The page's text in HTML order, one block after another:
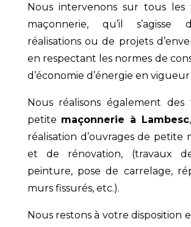
Nous intervenons sur tous les
maçonnerie, qu’il s’agisse
réalisations ou de projets
en respectant les normes de
d’économie d’énergie en
Nous réalisons également des
petite maçonnerie à Lambesc
réalisation d’ouvrages de petite
et de rénovation, (travaux
peinture, pose de carrelage,
murs fissurés, etc.).
Nous restons à votre disposition